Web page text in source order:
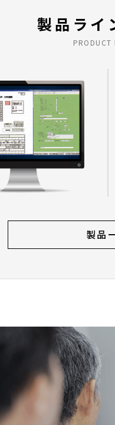
製品ライ
PRODUCT
製品